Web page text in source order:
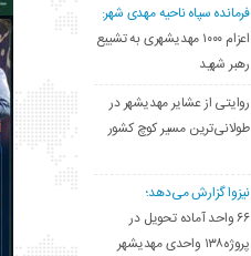
فرمانده سپاه ناحیه مهدی شهر:
اعزام ۱۰۰۰ مهدیشهری به تشییع
رهبر شهید
روایتی از عشایر مهدیشهر در
طولانی‌ترین مسیر کوچ کشور
نیزوا گزارش می‌دهد؛
۶۶ واحد آماده تحویل در
پروژه۱۳۸ واحدی مهدیشهر